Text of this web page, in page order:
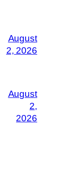
August
2, 2026
August
2,
2026